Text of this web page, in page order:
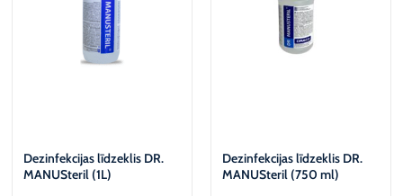
Dezinfekcijas līdzeklis DR.
MANUSteril (1L)
Dezinfekcijas līdzeklis DR.
MANUSteril (750 ml)